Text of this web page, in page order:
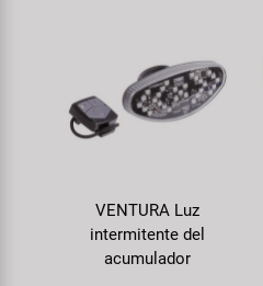
VENTURA Luz
intermitente del
acumulador